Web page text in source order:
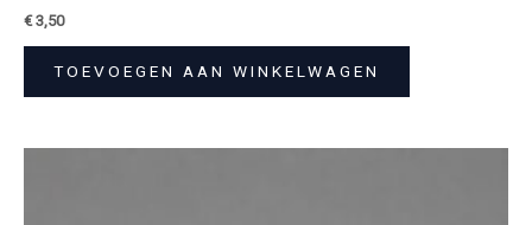
€3,50
TOEVOEGEN AAN WINKELWAGEN